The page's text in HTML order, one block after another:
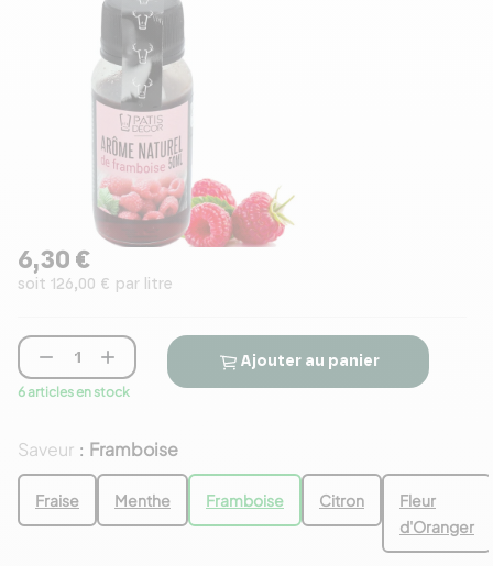
6,30 €
soit 126,00 € par litre
Saveur : Framboise
Fraise Menthe Framboise Citron
Fleur
d'Oranger
 
6 articles en stock
Ajouter au panier